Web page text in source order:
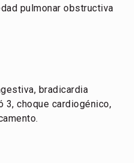
pulmonar obstructiva
bradicardia
3, choque cardiogénico,